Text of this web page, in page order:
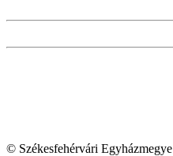
© Székesfehérvári Egyházmegye